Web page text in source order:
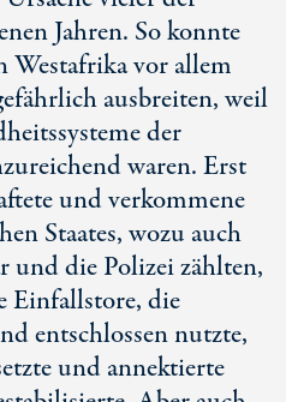
Jahren. So konnte
Westafrika vor allem
ausbreiten, weil
der
waren. Erst
und verkommene
Staates, wozu auch
die Polizei zählten,
Einfallstore, die
entschlossen nutzte,
und annektierte